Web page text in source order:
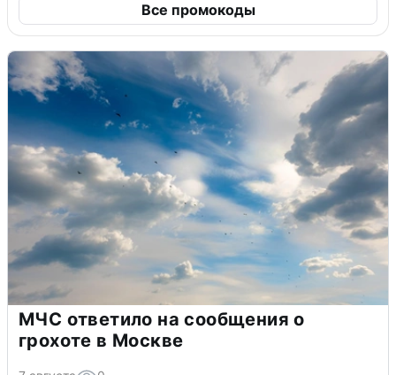
Все промокоды
МЧС ответило на сообщения о
грохоте в Москве